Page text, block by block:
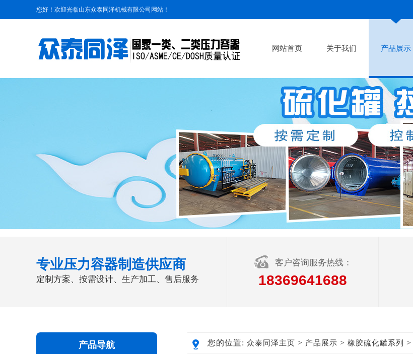
您好！欢迎光临山东众泰同泽机械有限公司网站！
网站首页 关于我们 产品展示
专业压力容器制造供应商
定制方案、按需设计、生产加工、售后服务
客户咨询服务热线：
18369641688
产品导航 您的位置: 众泰同泽主页 > 产品展示 > 橡胶硫化罐系列 >